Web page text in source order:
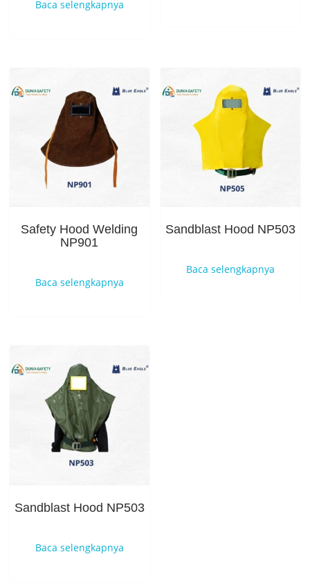
Baca selengkapnya
Safety Hood Welding
NP901
Baca selengkapnya
Sandblast Hood NP503
Baca selengkapnya
Sandblast Hood NP503
Baca selengkapnya